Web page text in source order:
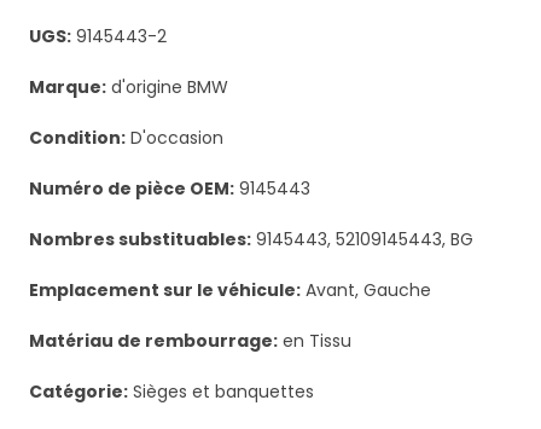
UGS: 9145443-2
Marque: d'origine BMW
Condition: D'occasion
Numéro de pièce OEM: 9145443
Nombres substituables: 9145443, 52109145443, BG
Emplacement sur le véhicule: Avant, Gauche
Matériau de rembourrage: en Tissu
Catégorie: Sièges et banquettes